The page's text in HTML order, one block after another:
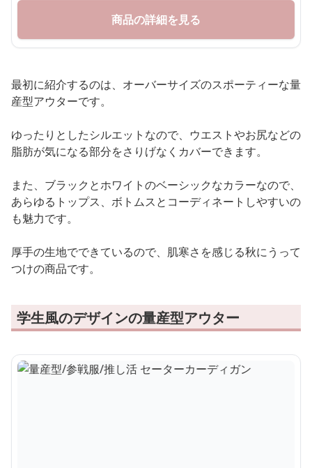
商品の詳細を見る
最初に紹介するのは、オーバーサイズのスポーティーな量
産型アウターです。
ゆったりとしたシルエットなので、ウエストやお尻などの
脂肪が気になる部分をさりげなくカバーできます。
また、ブラックとホワイトのベーシックなカラーなので、
あらゆるトップス、ボトムスとコーディネートしやすいの
も魅力です。
厚手の生地でできているので、肌寒さを感じる秋にうって
つけの商品です。
学生風のデザインの量産型アウター